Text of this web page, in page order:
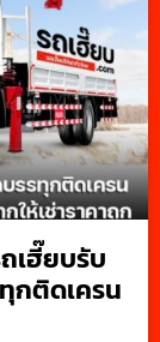
เฮี๊ยบรับ
กติดเครน